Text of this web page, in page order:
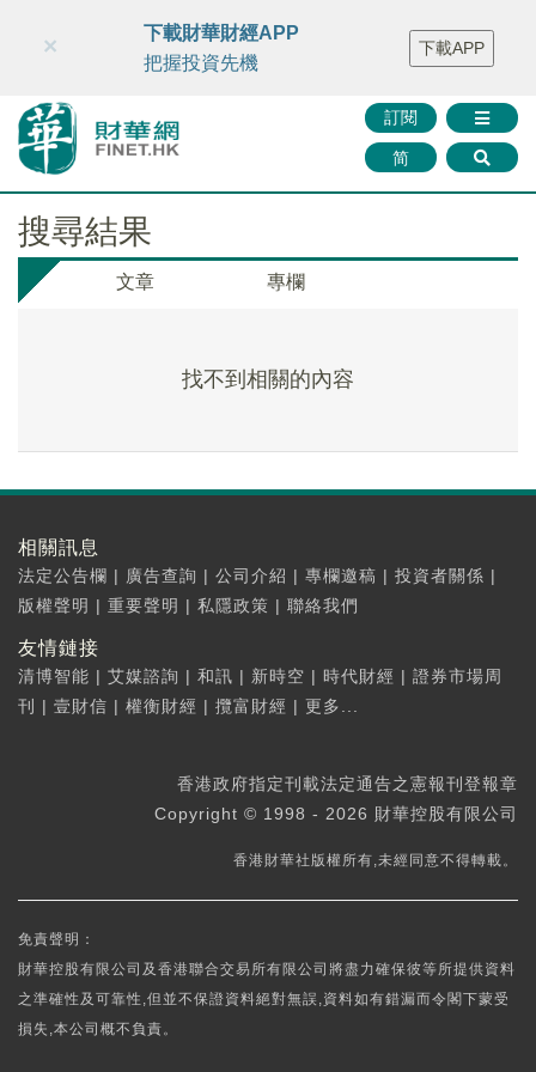
財華智庫網 FINTV FINMETA 財華證券 媒體矩陣
智庫沙龍
聯絡我們
訂閱
简
×
下載財華財經APP
把握投資先機
下載APP
搜尋結果
文章 專欄
找不到相關的內容
相關訊息
法定公告欄 | 廣告查詢 | 公司介紹 | 專欄邀稿 | 投資者關係 |
版權聲明 | 重要聲明 | 私隱政策 | 聯絡我們
友情鏈接
清博智能 | 艾媒諮詢 | 和訊 | 新時空 | 時代財經 | 證券市場周
刊
| 壹財信 | 權衡財經 | 攬富財經 | 更多...
香港政府指定刊載法定通告之憲報刊登報章
Copyright © 1998 - 2026 財華控股有限公司
香港財華社版權所有,未經同意不得轉載。
免責聲明：
財華控股有限公司及香港聯合交易所有限公司將盡力確保彼等所提供資料
之準確性及可靠性,但並不保證資料絕對無誤,資料如有錯漏而令閣下蒙受
損失,本公司概不負責。